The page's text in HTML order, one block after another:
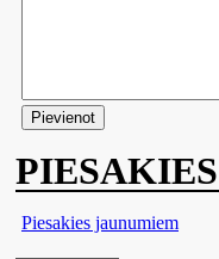
Piesakies jaunumiem